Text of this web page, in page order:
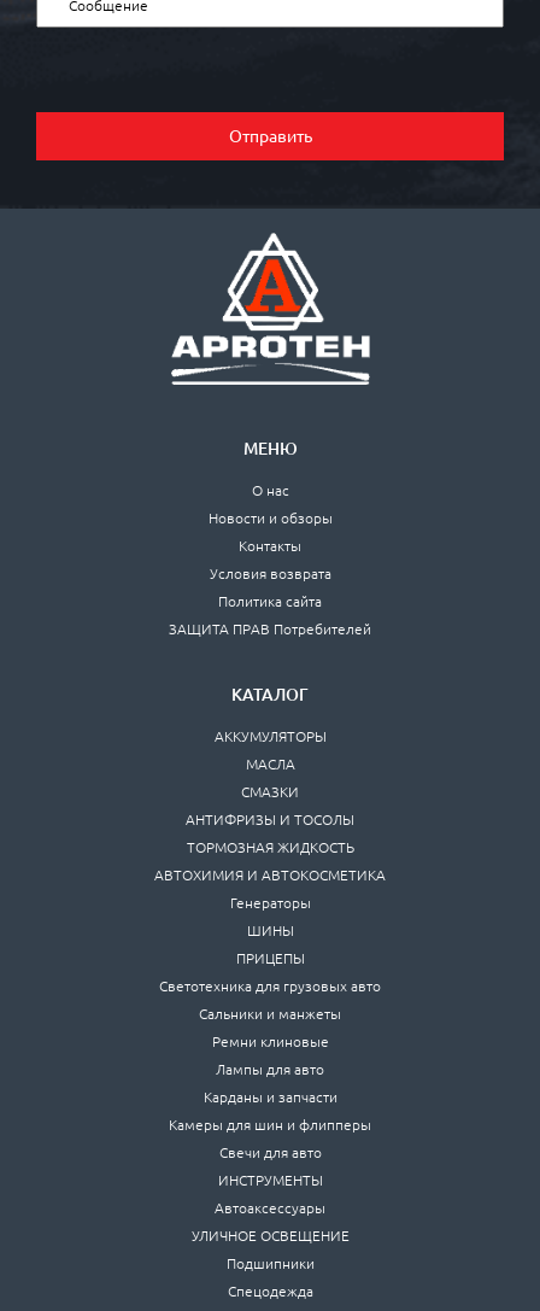
Отправить
МЕНЮ
О нас
Новости и обзоры
Контакты
Условия возврата
Политика сайта
ЗАЩИТА ПРАВ Потребителей
КАТАЛОГ
АККУМУЛЯТОРЫ
МАСЛА
СМАЗКИ
АНТИФРИЗЫ И ТОСОЛЫ
ТОРМОЗНАЯ ЖИДКОСТЬ
АВТОХИМИЯ И АВТОКОСМЕТИКА
Генераторы
ШИНЫ
ПРИЦЕПЫ
Светотехника для грузовых авто
Сальники и манжеты
Ремни клиновые
Лампы для авто
Карданы и запчасти
Камеры для шин и флипперы
Свечи для авто
ИНСТРУМЕНТЫ
Автоаксессуары
УЛИЧНОЕ ОСВЕЩЕНИЕ
Подшипники
Спецодежда